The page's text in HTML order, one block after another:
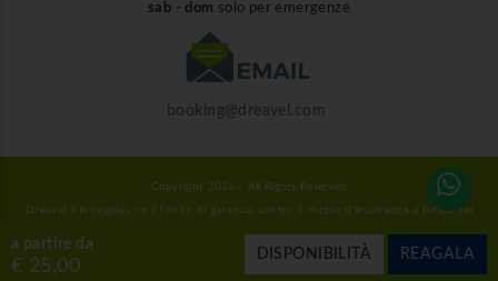
a partire da
€ 25,00
DISPONIBILITÀ REAGALA
sab - dom solo per emergenze
booking@dreavel.com
Copyright 2026 - All Rights Reserved
Dreavel è in regola con il fondo di garanzia contro il rischio d'insolvenza a tutela dei
Obblighi informativi per le erogazioni pubbliche: gli aiuti di Stato e gli aiuti de